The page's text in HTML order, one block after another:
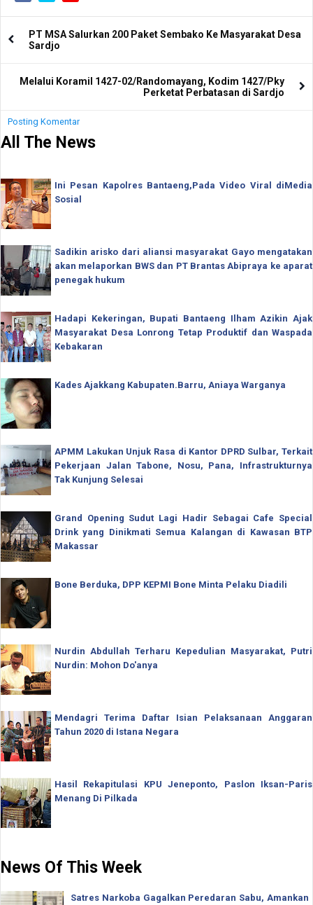
PT MSA Salurkan 200 Paket Sembako Ke Masyarakat Desa
Sardjo
Melalui Koramil 1427-02/Randomayang, Kodim 1427/Pky
Perketat Perbatasan di Sardjo
Posting Komentar
All The News
Ini Pesan Kapolres Bantaeng,Pada Video Viral diMedia
Sosial
Sadikin arisko dari aliansi masyarakat Gayo mengatakan
akan melaporkan BWS dan PT Brantas Abipraya ke aparat
penegak hukum
Hadapi Kekeringan, Bupati Bantaeng Ilham Azikin Ajak
Masyarakat Desa Lonrong Tetap Produktif dan Waspada
Kebakaran
Kades Ajakkang Kabupaten.Barru, Aniaya Warganya
APMM Lakukan Unjuk Rasa di Kantor DPRD Sulbar, Terkait
Pekerjaan Jalan Tabone, Nosu, Pana, Infrastrukturnya
Tak Kunjung Selesai
Grand Opening Sudut Lagi Hadir Sebagai Cafe Special
Drink yang Dinikmati Semua Kalangan di Kawasan BTP
Makassar
Bone Berduka, DPP KEPMI Bone Minta Pelaku Diadili
Nurdin Abdullah Terharu Kepedulian Masyarakat, Putri
Nurdin: Mohon Do'anya
Mendagri Terima Daftar Isian Pelaksanaan Anggaran
Tahun 2020 di Istana Negara
Hasil Rekapitulasi KPU Jeneponto, Paslon Iksan-Paris
Menang Di Pilkada
News Of This Week
Satres Narkoba Gagalkan Peredaran Sabu, Amankan